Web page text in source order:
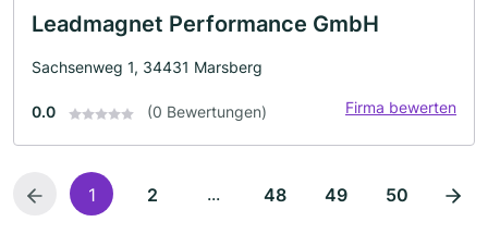
Leadmagnet Performance GmbH
Sachsenweg 1, 34431 Marsberg
0.0 (0 Bewertungen) Firma bewerten
1 2 ... 48 49 50